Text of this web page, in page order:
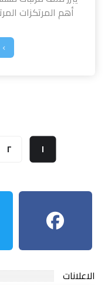
أهم المرتكزات
١ ٢
الاعلانات